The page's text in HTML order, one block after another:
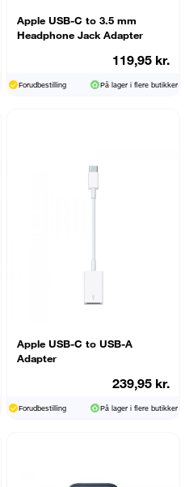
Apple USB-C to 3.5 mm
Headphone Jack Adapter
119,95 kr.
Forudbestilling På lager i flere butikker
Apple USB-C to USB-A
Adapter
239,95 kr.
Forudbestilling På lager i flere butikker